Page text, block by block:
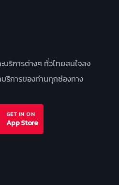
บริการต่างๆ ทั่วไทยสนใจลง
ริการของท่านทุกช่องทาง
GET IN ON
App Store